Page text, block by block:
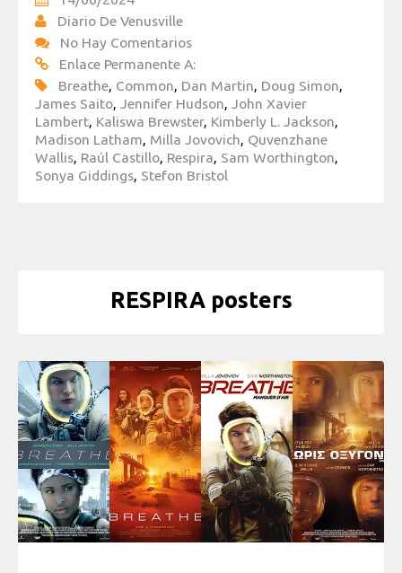
Diario De Venusville
No Hay Comentarios
Enlace Permanente A:
Breathe, Common, Dan Martin, Doug Simon,
James Saito, Jennifer Hudson, John Xavier
Lambert, Kaliswa Brewster, Kimberly L. Jackson,
Madison Latham, Milla Jovovich, Quvenzhane
Wallis, Raúl Castillo, Respira, Sam Worthington,
Sonya Giddings, Stefon Bristol
RESPIRA posters